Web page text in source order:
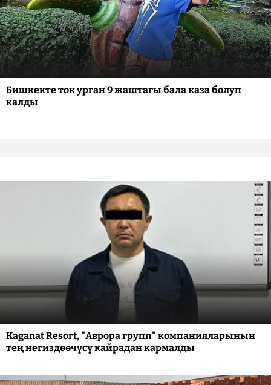
Бишкекте ток урган 9 жаштагы бала каза болуп
калды
Kaganat Resort, "Аврора групп" компанияларынын
тең негиздөөчүсү кайрадан кармалды